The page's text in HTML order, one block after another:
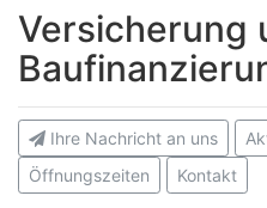
Versicherung
Ihre Nachricht an uns
Öffnungszeiten
Kontakt